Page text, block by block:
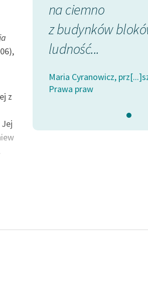
z
o
na ciemno
z budynków
ludność...
Maria Cyranowicz,
Prawa praw